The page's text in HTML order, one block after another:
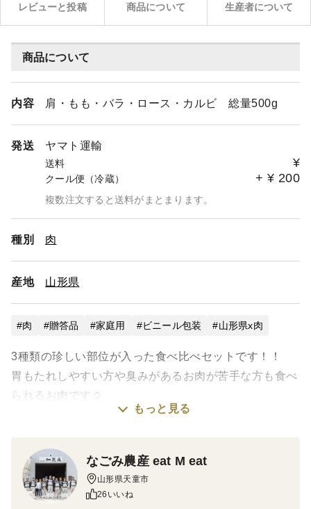
レビューと投稿 商品について 生産者について
商品について
内容 肩・もも・バラ・ロース・カルビ 総量500g
発送 ヤマト運輸
送料 ¥
クール便（冷蔵） + ¥ 200
複数注文すると送料がまとまります。
種別 肉
産地 山形県
肉 贈答品 家庭用 ビニール包装 山形県x肉
3種類の珍しい部位が入った食べ比べセットです！！
胃もたれしやすい方や臭みがあるお肉が苦手な方も食べ
られるお肉です☺️
⚠︎熨斗が必要な場合は、特記事載ください
もっと見る
なごみ農産 eat M eat
山形県天童市
26いいね